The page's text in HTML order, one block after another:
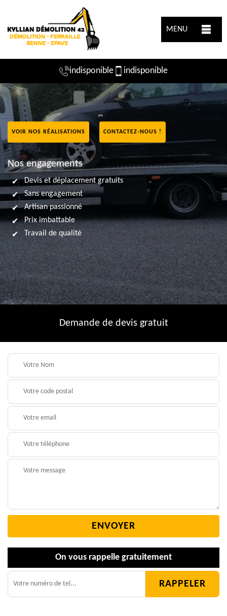
MENU
indisponible indisponible
VOIR NOS RÉALISATIONS CONTACTEZ-NOUS !
Nos engagements
Devis et déplacement gratuits
Sans engagement
Artisan passionné
Prix imbattable
Travail de qualité
Demande de devis gratuit
On vous rappelle gratuitement